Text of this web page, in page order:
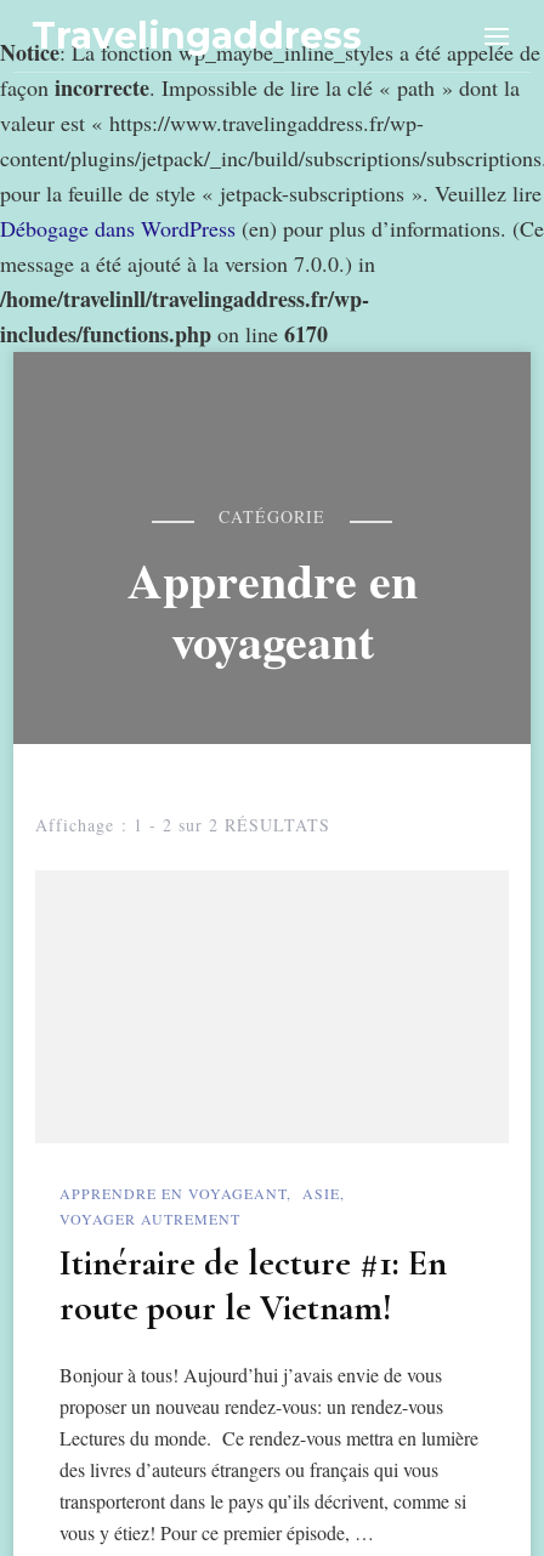
Notice: La fonction wp_maybe_inline_styles a été appelée de
façon incorrecte. Impossible de lire la clé « path » dont la
valeur est « https://www.travelingaddress.fr/wp-
content/plugins/jetpack/_inc/build/subscriptions/
pour la feuille de style « jetpack-subscriptions ». Veuillez lire
Débogage dans WordPress (en) pour plus d’informations. (Ce
message a été ajouté à la version 7.0.0.) in
/home/travelinll/travelingaddress.fr/wp-
includes/functions.php on line 6170
Travelingaddress
CATÉGORIE
Apprendre en
voyageant
Affichage : 1 - 2 sur 2 RÉSULTATS
APPRENDRE EN VOYAGEANT
ASIE
VOYAGER AUTREMENT
Itinéraire de lecture #1: En
route pour le Vietnam!
Bonjour à tous! Aujourd’hui j’avais envie de vous
proposer un nouveau rendez-vous: un rendez-vous
Lectures du monde. Ce rendez-vous mettra en lumière
des livres d’auteurs étrangers ou français qui vous
transporteront dans le pays qu’ils décrivent, comme si
vous y étiez! Pour ce premier épisode, …